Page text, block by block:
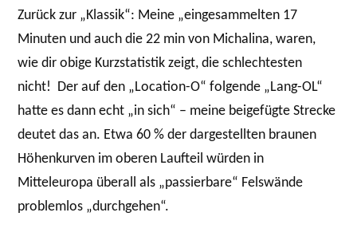
Zurück zur „Klassik“: Meine „eingesammelten 17
Minuten und auch die 22 min von Michalina, waren,
wie dir obige Kurzstatistik zeigt, die schlechtesten
nicht! Der auf den „Location-O“ folgende „Lang-OL“
hatte es dann echt „in sich“ – meine beigefügte Strecke
deutet das an. Etwa 60 % der dargestellten braunen
Höhenkurven im oberen Laufteil würden in
Mitteleuropa überall als „passierbare“ Felswände
problemlos „durchgehen“.